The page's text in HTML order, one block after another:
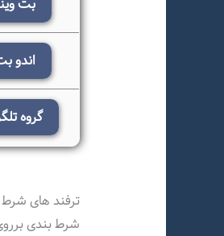
بت
اندو
گروه
ترفند های شرط
شرط بندی